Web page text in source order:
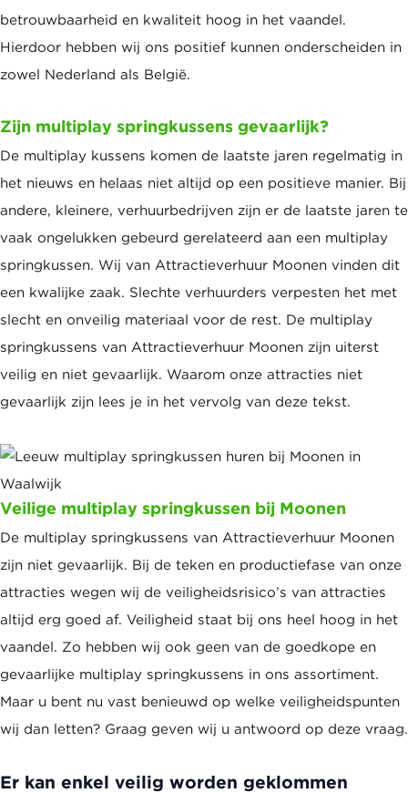
betrouwbaarheid en kwaliteit hoog in het vaandel.
Hierdoor hebben wij ons positief kunnen onderscheiden in
zowel Nederland als België.
Zijn multiplay springkussens gevaarlijk?
De multiplay kussens komen de laatste jaren regelmatig in
het nieuws en helaas niet altijd op een positieve manier. Bij
andere, kleinere, verhuurbedrijven zijn er de laatste jaren te
vaak ongelukken gebeurd gerelateerd aan een multiplay
springkussen. Wij van Attractieverhuur Moonen vinden dit
een kwalijke zaak. Slechte verhuurders verpesten het met
slecht en onveilig materiaal voor de rest. De multiplay
springkussens van Attractieverhuur Moonen zijn uiterst
veilig en niet gevaarlijk. Waarom onze attracties niet
gevaarlijk zijn lees je in het vervolg van deze tekst.
Veilige multiplay springkussen bij Moonen
De multiplay springkussens van Attractieverhuur Moonen
zijn niet gevaarlijk. Bij de teken en productiefase van onze
attracties wegen wij de veiligheidsrisico’s van attracties
altijd erg goed af. Veiligheid staat bij ons heel hoog in het
vaandel. Zo hebben wij ook geen van de goedkope en
gevaarlijke multiplay springkussens in ons assortiment.
Maar u bent nu vast benieuwd op welke veiligheidspunten
wij dan letten? Graag geven wij u antwoord op deze vraag.
Er kan enkel veilig worden geklommen